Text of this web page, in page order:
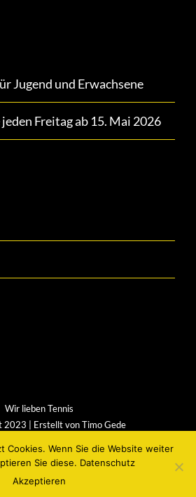
Jugend und Erwachsene
Freitag ab 15. Mai 2026
Wir lieben Tennis
2023 | Erstellt vonTimo Gede
FacebookInstagram
Cookies. Wenn Sie die Website weiter
Sie diese. Datenschutz
Akzeptieren